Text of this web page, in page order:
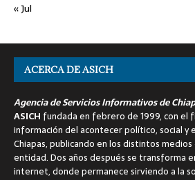
« Jul
ACERCA DE ASICH
Agencia de Servicios Informativos de
ASICH fundada en febrero de 1999, con el
información del acontecer político, social y
Chiapas, publicando en los distintos medios
entidad. Dos años después se transforma
internet, donde permanece sirviendo a la